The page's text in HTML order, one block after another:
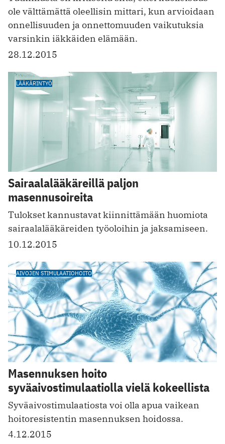
ole välttämättä oleellisin mittari, kun arvioidaan
onnellisuuden ja onnettomuuden vaikutuksia
varsinkin iäkkäiden elämään.
28.12.2015
LÄÄKÄRINTYÖ
Sairaalalääkäreillä paljon
masennusoireita
Tulokset kannustavat kiinnittämään huomiota
sairaalalääkäreiden työoloihin ja jaksamiseen.
10.12.2015
AIVOJEN STIMULAATIOHOITO
Masennuksen hoito
syväaivostimulaatiolla vielä kokeellista
Syväaivostimulaatiosta voi olla apua vaikean
hoitoresistentin masennuksen hoidossa.
4.12.2015